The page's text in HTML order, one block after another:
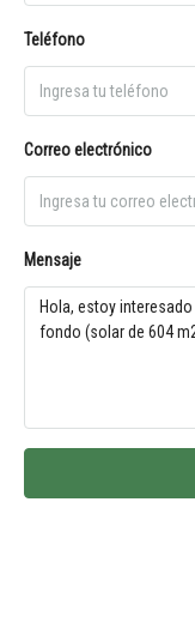
Teléfono
Correo electrónico
Mensaje